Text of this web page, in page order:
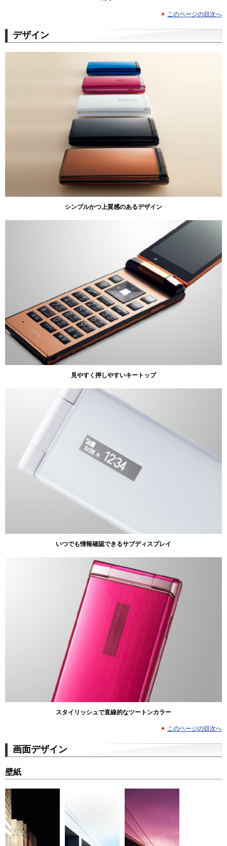
このページの目次へ
デザイン
シンプルかつ上質感のあるデザイン
見やすく押しやすいキートップ
いつでも情報確認できるサブディスプレイ
スタイリッシュで直線的なツートンカラー
このページの目次へ
画面デザイン
壁紙